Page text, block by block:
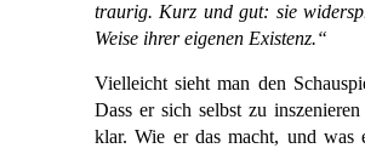
traurig. Kurz und gut: sie
Weise ihrer eigenen Existenz.“
Vielleicht sieht man den
Dass er sich selbst zu
klar. Wie er das macht, und was